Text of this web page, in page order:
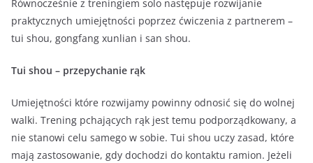
Równocześnie z treningiem solo następuje rozwijanie
praktycznych umiejętności poprzez ćwiczenia z partnerem –
tui shou, gongfang xunlian i san shou.
Tui shou – przepychanie rąk
Umiejętności które rozwijamy powinny odnosić się do wolnej
walki. Trening pchających rąk jest temu podporządkowany, a
nie stanowi celu samego w sobie. Tui shou uczy zasad, które
mają zastosowanie, gdy dochodzi do kontaktu ramion. Jeżeli